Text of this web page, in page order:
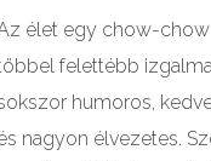
élet egy chow-chow
felettébb
humoros,
nagyon élvezetes.